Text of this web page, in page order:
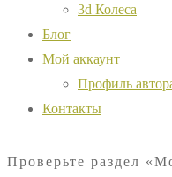
3d Колеса
Блог
Мой аккаунт
Профиль
Контакты
Проверьте раздел